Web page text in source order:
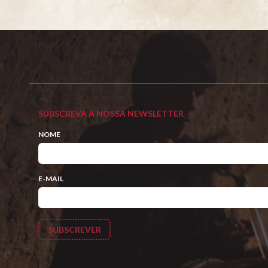
SUBSCREVA A NOSSA NEWSLETTER
NOME
E-MAIL